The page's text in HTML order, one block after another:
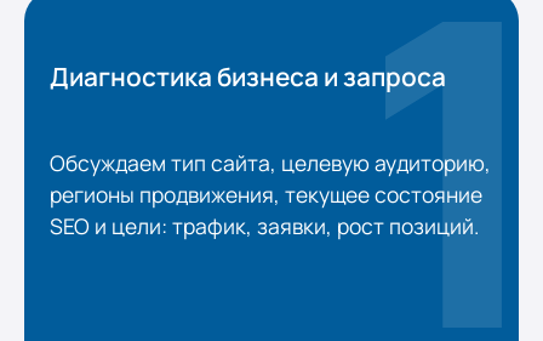
Диагностика бизнеса и запроса
Обсуждаем тип сайта, целевую аудиторию,
регионы продвижения, текущее состояние
SEO и цели: трафик, заявки, рост позиций.